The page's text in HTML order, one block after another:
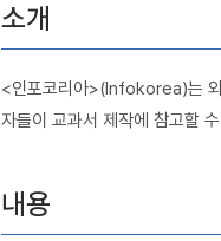
소개
<인포코리아>(Infokorea)는 외
자들이 교과서 제작에 참고할
내용